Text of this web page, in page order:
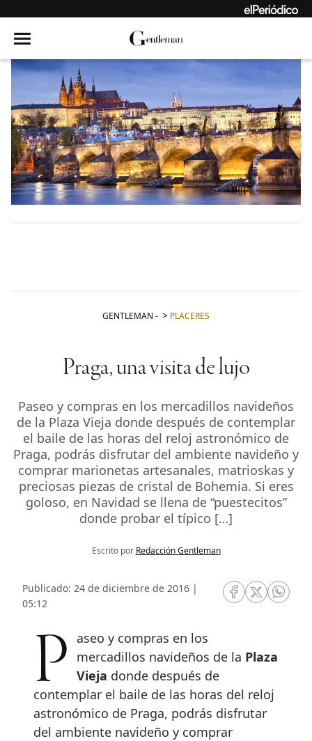
GENTLEMAN - PLACERES
Praga, una visita de lujo
Paseo y compras en los mercadillos navideños
de la Plaza Vieja donde después de contemplar
el baile de las horas del reloj astronómico de
Praga, podrás disfrutar del ambiente navideño y
comprar marionetas artesanales, matrioskas y
preciosas piezas de cristal de Bohemia. Si eres
goloso, en Navidad se llena de “puestecitos”
donde probar el típico […]
Escrito por Redacción Gentleman
Publicado: 24 de diciembre de 2016 |
05:12
RRSS Facebook
RRSSRRSS
Paseo y compras en los mercadillos navideños de la Plaza
Vieja donde después de
contemplar el baile de las horas del reloj
astronómico de Praga, podrás disfrutar
del ambiente navideño y comprar